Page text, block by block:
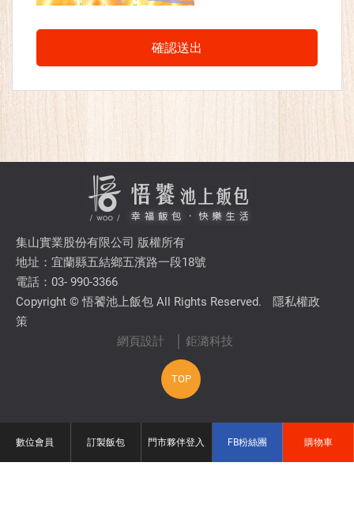
數位會員 訂製飯包 門市夥伴登入 FB粉絲團 購物車
確認送出
集山實業股份有限公司 版權所有
地址：宜蘭縣五結鄉五濱路一段18號
電話：03- 990-3366
Copyright © 悟饕池上飯包 All Rights Reserved.
隱私權政
策
網頁設計
│ 鉅潞科技
TOP